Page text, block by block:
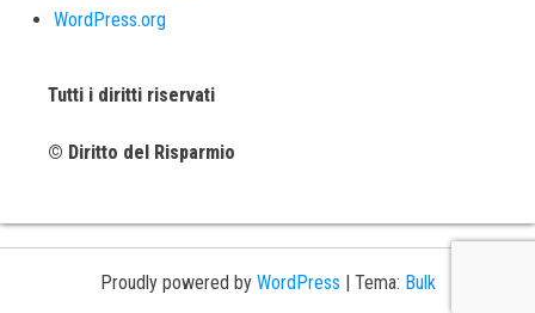
WordPress.org
Tutti i diritti riservati
© Diritto del Risparmio
Proudly powered by WordPress Tema: Bulk